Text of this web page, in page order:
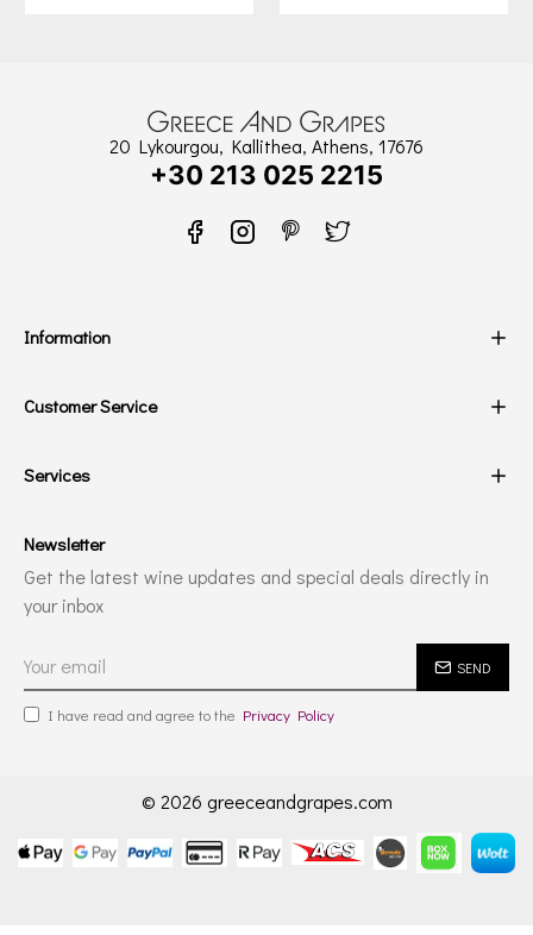
20 Lykourgou, Kallithea, Athens, 17676
+30 213 025 2215
Information
Customer Service
Services
Newsletter
Get the latest wine updates and special deals directly in
your inbox
SEND
I have read and agree to the Privacy Policy
© 2026 greeceandgrapes.com